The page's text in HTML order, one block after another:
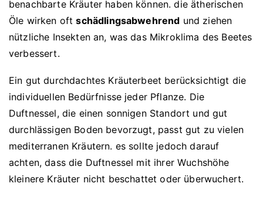
benachbarte Kräuter haben können. die ätherischen
Öle wirken oftschädlingsabwehrend und ziehen
nützliche Insekten an, was das Mikroklima des Beetes
verbessert.
Ein gut durchdachtes Kräuterbeet berücksichtigt die
individuellen Bedürfnisse jeder Pflanze. Die
Duftnessel, die einen sonnigen Standort und gut
durchlässigen Boden bevorzugt, passt gut zu vielen
mediterranen Kräutern. es sollte jedoch darauf
achten, dass die Duftnessel mit ihrer Wuchshöhe
kleinere Kräuter nicht beschattet oder überwuchert.